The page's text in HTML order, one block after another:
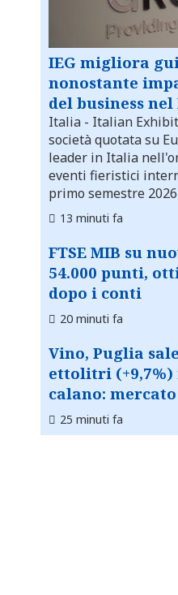
IEG migliora
nonostante
del business
Italia - Italian
società quotata su
leader in Italia
eventi fieristici
primo semestre
13 minuti fa
FTSE MIB su
54.000 punti,
dopo i conti
20 minuti fa
Vino, Puglia
ettolitri (+9,7%)
calano:
25 minuti fa